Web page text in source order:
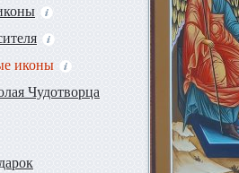
иконы
Чудотворца